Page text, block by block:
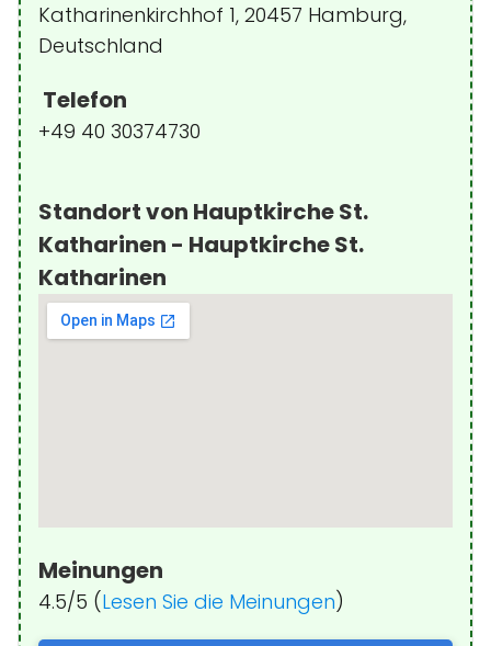
Katharinenkirchhof 1, 20457 Hamburg,
Deutschland
Telefon
+49 40 30374730
Standort von Hauptkirche St.
Katharinen - Hauptkirche St.
Katharinen
Meinungen
4.5/5 (Lesen Sie die Meinungen)